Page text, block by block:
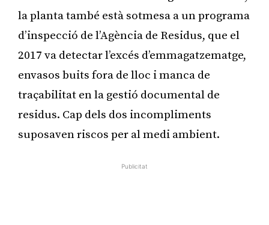
la planta també està sotmesa a un programa
d’inspecció de l’Agència de Residus, que el
2017 va detectar l’excés d’emmagatzematge,
envasos buits fora de lloc i manca de
traçabilitat en la gestió documental de
residus. Cap dels dos incompliments
suposaven riscos per al medi ambient.
Publicitat